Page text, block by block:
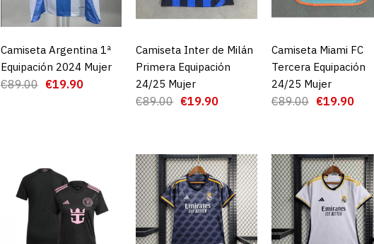
Equipación 25/26 Mujer
€89.00 €19.90
AGREGAR AL CARRO
Camiseta Argentina 1ª
Equipación 2024 Mujer
€89.00 €19.90
AGREGAR AL CARRO
Camiseta Inter de Milán
Primera Equipación
24/25 Mujer
€89.00 €19.90
AGREGAR AL CARRO
Camiseta Miami FC
Tercera Equipación
24/25 Mujer
€89.00 €19.90